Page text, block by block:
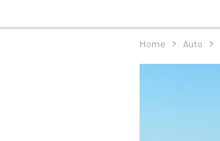
Home Auto